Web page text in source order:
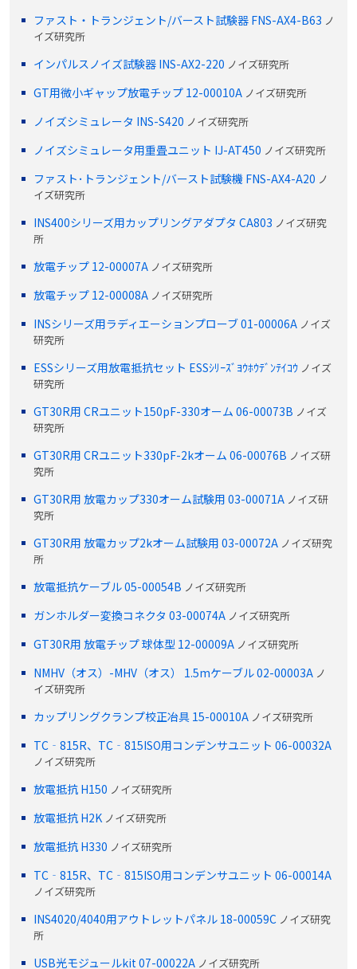
ファスト・トランジェント/バースト試験器 FNS-AX4-B63 ノ
イズ研究所
インパルスノイズ試験器 INS-AX2-220 ノイズ研究所
GT用微小ギャップ放電チップ 12-00010A ノイズ研究所
ノイズシミュレータ INS-S420 ノイズ研究所
ノイズシミュレータ用重畳ユニット IJ-AT450 ノイズ研究所
ファスト･トランジェント/バースト試験機 FNS-AX4-A20 ノ
イズ研究所
INS400シリーズ用カップリングアダプタ CA803 ノイズ研究
所
放電チップ 12-00007A ノイズ研究所
放電チップ 12-00008A ノイズ研究所
INSシリーズ用ラディエーションプローブ 01-00006A ノイズ
研究所
ESSシリーズ用放電抵抗セット ESSｼﾘｰｽﾞﾖｳﾎｳﾃﾞﾝﾃｲｺｳ ノイズ
研究所
GT30R用 CRユニット150pF-330オーム 06-00073B ノイズ
研究所
GT30R用 CRユニット330pF-2kオーム 06-00076B ノイズ研
究所
GT30R用 放電カップ330オーム試験用 03-00071A ノイズ研
究所
GT30R用 放電カップ2kオーム試験用 03-00072A ノイズ研究
所
放電抵抗ケーブル 05-00054B ノイズ研究所
ガンホルダー変換コネクタ 03-00074A ノイズ研究所
GT30R用 放電チップ 球体型 12-00009A ノイズ研究所
NMHV（オス）-MHV（オス） 1.5mケーブル 02-00003A ノ
イズ研究所
カップリングクランプ校正冶具 15-00010A ノイズ研究所
TC‐815R、TC‐815ISO用コンデンサユニット 06-00032A
ノイズ研究所
放電抵抗 H150 ノイズ研究所
放電抵抗 H2Kノイズ研究所
放電抵抗 H330 ノイズ研究所
TC‐815R、TC‐815ISO用コンデンサユニット 06-00014A
ノイズ研究所
INS4020/4040用アウトレットパネル 18-00059C ノイズ研究
所
USB光モジュールkit 07-00022A ノイズ研究所